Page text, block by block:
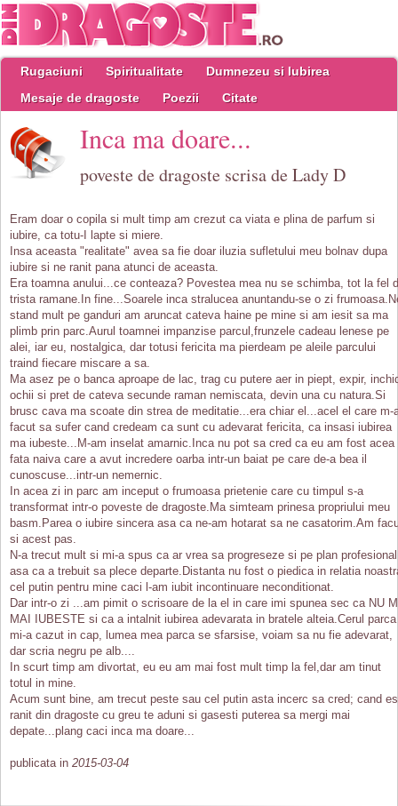
Rugaciuni Spiritualitate
Dumnezeu si Iubirea
Mesaje de dragoste
Poezii Citate
Inca ma doare...
poveste de dragoste scrisa de Lady D
Eram doar o copila si mult timp am crezut ca viata e plina de parfum si
iubire, ca totu-I lapte si miere.
Insa aceasta "realitate" avea sa fie doar iluzia sufletului meu bolnav dupa
iubire si ne ranit pana atunci de aceasta.
Era toamna anului...ce conteaza? Povestea mea nu se schimba, tot la fel
trista ramane.In fine...Soarele inca stralucea anuntandu-se o zi
stand mult pe ganduri am aruncat cateva haine pe mine si am iesit sa ma
plimb prin parc.Aurul toamnei impanzise parcul,frunzele cadeau lenese pe
alei, iar eu, nostalgica, dar totusi fericita ma pierdeam pe aleile parcului
traind fiecare miscare a sa.
Ma asez pe o banca aproape de lac, trag cu putere aer in piept, expir,
ochii si pret de cateva secunde raman nemiscata, devin una cu natura.Si
brusc cava ma scoate din strea de meditatie...era chiar el...acel el care m-
facut sa sufer cand credeam ca sunt cu adevarat fericita, ca insasi iubirea
ma iubeste...M-am inselat amarnic.Inca nu pot sa cred ca eu am fost acea
fata naiva care a avut incredere oarba intr-un baiat pe care de-a bea il
cunoscuse...intr-un nemernic.
In acea zi in parc am inceput o frumoasa prietenie care cu timpul s-a
transformat intr-o poveste de dragoste.Ma simteam prinesa propriului meu
basm.Parea o iubire sincera asa ca ne-am hotarat sa ne casatorim.Am
si acest pas.
N-a trecut mult si mi-a spus ca ar vrea sa progreseze si pe plan profesional
asa ca a trebuit sa plece departe.Distanta nu fost o piedica in relatia
cel putin pentru mine caci l-am iubit incontinuare neconditionat.
Dar intr-o zi ...am pimit o scrisoare de la el in care imi spunea sec ca NU
MAI IUBESTE si ca a intalnit iubirea adevarata in bratele alteia.Cerul parca
mi-a cazut in cap, lumea mea parca se sfarsise, voiam sa nu fie adevarat,
dar scria negru pe alb....
In scurt timp am divortat, eu eu am mai fost mult timp la fel,dar am tinut
totul in mine.
Acum sunt bine, am trecut peste sau cel putin asta incerc sa cred; cand
ranit din dragoste cu greu te aduni si gasesti puterea sa mergi mai
depate...plang caci inca ma doare...
publicata in 2015-03-04